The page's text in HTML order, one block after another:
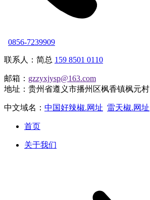
0856-7239909
联系人：简总 159 8501 0110
邮箱： gzzyxjysp@163.com
地址：贵州省遵义市播州区枫香镇枫元村
中文域名： 中国好辣椒.网址 雷天椒.网址
首页
关于我们